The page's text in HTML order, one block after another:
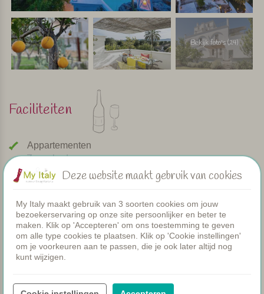
Bekijk foto's (24)
Faciliteiten
Appartementen
Zwembad
Restaurant
Kamers
Gezamenlijke diners
WIFI
Verwarmd zwembad
Ontbijt
Airco
Deze website maakt gebruik van cookies
My Italy maakt gebruik van 3 soorten cookies om jouw
bezoekerservaring op onze site persoonlijker en beter te
maken. Klik op 'Accepteren' om ons toestemming te geven
om alle type cookies te plaatsen. Klik op 'Cookie instellingen'
om je voorkeuren aan te passen, die je ook later altijd nog
kunt wijzigen.